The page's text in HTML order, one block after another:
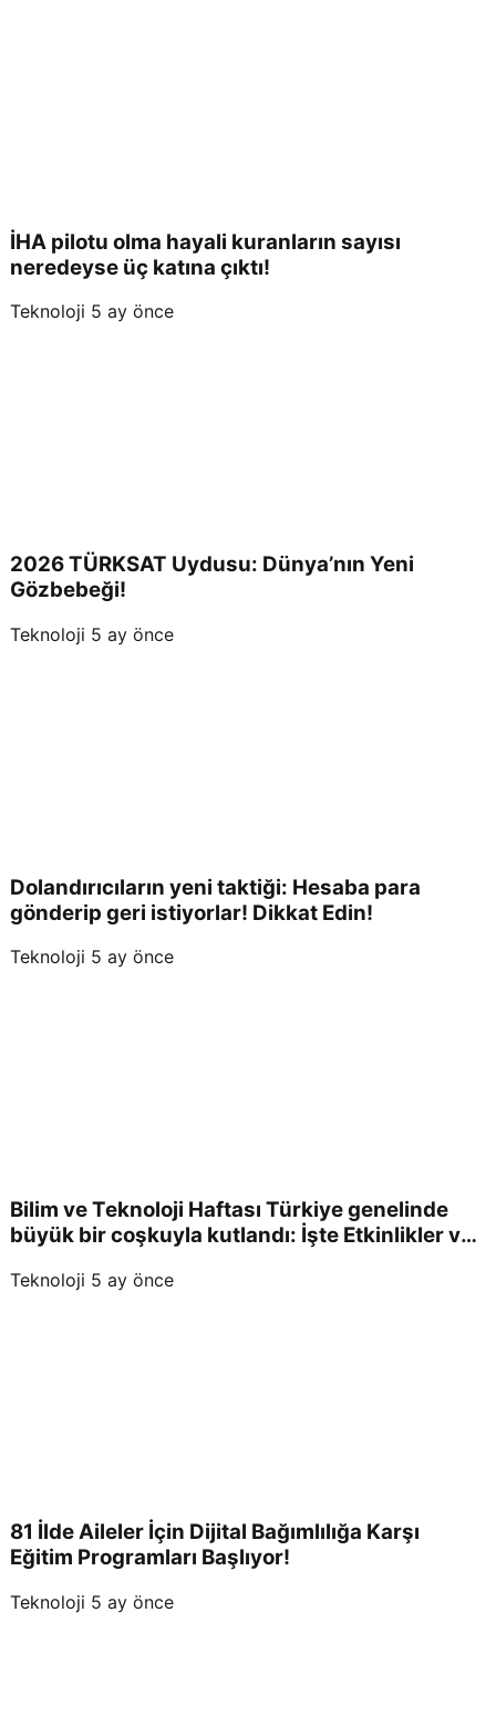
İHA pilotu olma hayali kuranların sayısı
neredeyse üç katına çıktı!
Teknoloji 5 ay önce
2026 TÜRKSAT Uydusu: Dünya’nın Yeni
Gözbebeği!
Teknoloji 5 ay önce
Dolandırıcıların yeni taktiği: Hesaba para
gönderip geri istiyorlar! Dikkat Edin!
Teknoloji 5 ay önce
Bilim ve Teknoloji Haftası Türkiye genelinde
büyük bir coşkuyla kutlandı: İşte Etkinlikler ve
Teknoloji 5 ay önce
81 İlde Aileler İçin Dijital Bağımlılığa Karşı
Eğitim Programları Başlıyor!
Teknoloji 5 ay önce